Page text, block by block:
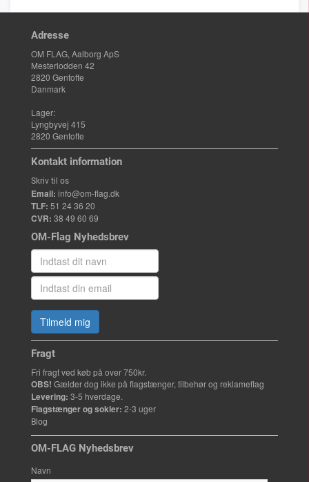
Adresse
OM FLAG, Aalborg ApS
Mesterlodden 42
2820 Gentofte
Danmark
Lager:
Lyngbyvej 415
2820 Gentofte
Kontakt information
Skriv til os
Email: info@om-flag.dk
TLF: 51 24 36 20
CVR: 38 49 60 69
OM-Flag Nyhedsbrev
Tilmeld mig
Fragt
Fri fragt ved køb på over 750kr.
OBS! Gælder dog ikke på flagstænger, tilbehør og reklameflag
Levering: 3-5 hverdage.
Flagstænger og sokler: 2-3 uger
Blog
OM-FLAG Nyhedsbrev
Navn